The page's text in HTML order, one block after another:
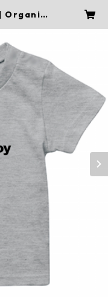
| Organic